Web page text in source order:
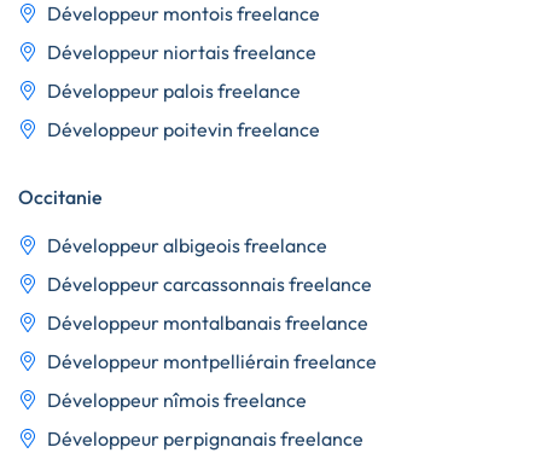
Développeur montois freelance
Développeur niortais freelance
Développeur palois freelance
Développeur poitevin freelance
Occitanie
Développeur albigeois freelance
Développeur carcassonnais freelance
Développeur montalbanais freelance
Développeur montpelliérain freelance
Développeur nîmois freelance
Développeur perpignanais freelance